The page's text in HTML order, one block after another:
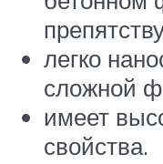
легко
сложной
имеет
свойства.